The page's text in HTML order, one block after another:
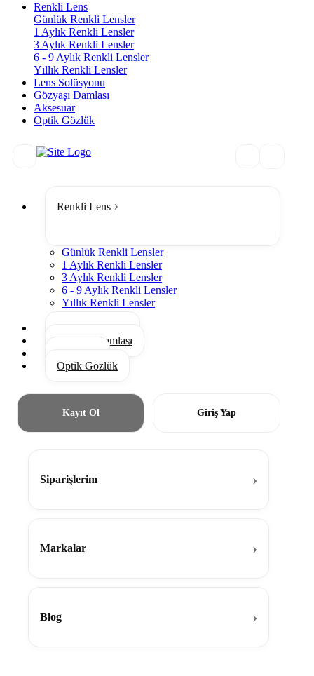
Renkli Lens
Günlük Renkli Lensler
1 Aylık Renkli Lensler
3 Aylık Renkli Lensler
6 - 9 Aylık Renkli Lensler
Yıllık Renkli Lensler
Lens Solüsyonu
Gözyaşı Damlası
Aksesuar
Optik Gözlük
Renkli Lens
Günlük Renkli Lensler
1 Aylık Renkli Lensler
3 Aylık Renkli Lensler
6 - 9 Aylık Renkli Lensler
Yıllık Renkli Lensler
Gözyaşı Damlası
Optik Gözlük
Kayıt Ol Giriş Yap
Siparişlerim
Markalar
Blog